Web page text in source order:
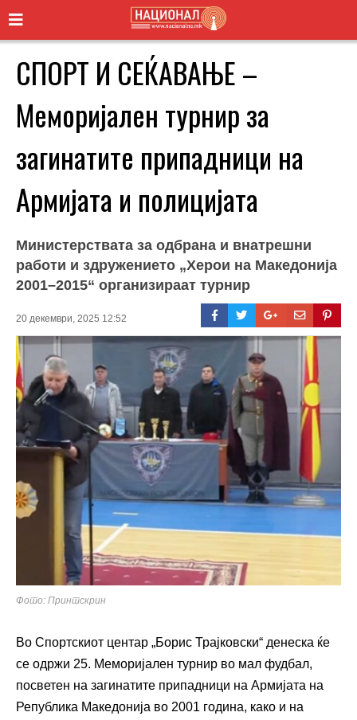
СПОРТ И СЕЌАВАЊЕ –
Меморијален турнир за
загинатите припадници на
Армијата и полицијата
Министерствата за одбрана и внатрешни
работи и здружението „Херои на Македонија
2001–2015“ организираат турнир
20 декември, 2025 12:52
Фото: Принтскрин
Во Спортскиот центар „Борис Трајковски“ денеска ќе
се одржи 25. Меморијален турнир во мал фудбал,
посветен на загинатите припадници на Армијата на
Република Македонија во 2001 година, како и на